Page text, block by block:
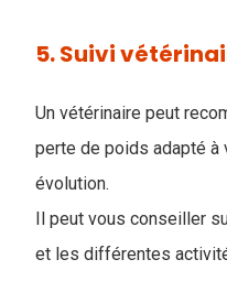
5. Suivi
Un vétérinaire peut
perte de poids adapté
évolution.
Il peut vous conseiller
et les différentes